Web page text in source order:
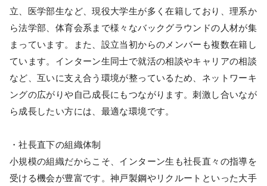
立、医学部生など、現役大学生が多く在籍しており、理系か
ら法学部、体育会系まで様々なバックグラウンドの人材が集
まっています。また、設立当初からのメンバーも複数在籍し
ています。インターン生同士で就活の相談やキャリアの相談
など、互いに支え合う環境が整っているため、ネットワーキ
ングの広がりや自己成長にもつながります。刺激し合いなが
ら成長したい方には、最適な環境です。
・社長直下の組織体制
小規模の組織だからこそ、インターン生も社長直々の指導を
受ける機会が豊富です。神戸製鋼やリクルートといった大手